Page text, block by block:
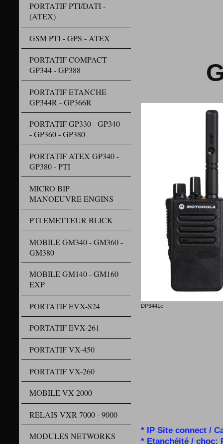
PORTATIF PTI/DATI -
(ATEX)
GSM PTI - GPS - ATEX
PORTATIF COMPACT
GP344 - GP388
PORTATIF ETANCHE
GP344R - GP366R
PORTATIF GP330 - GP340
- GP360 - GP380
PORTATIF ATEX GP340 -
GP380 - PTI
MICRO BIP
MANOEUVRE ENGINS
PTI EMETTEUR BLICK
MOBILE GM340 - GM360 -
GM380
MOBILE GM140 - GM160
EXP
PORTATIF EVX-S24
PORTATIF EVX-261
PORTATIF VX-450
PORTATIF VX-260
MOBILE VX-2000
RELAIS VXR 7000 - 9000
MODULES NETWORKS
DP3441e
* IP Site connect /
* Etanchéité / choc: